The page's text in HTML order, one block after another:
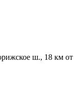
ш., 18 км от